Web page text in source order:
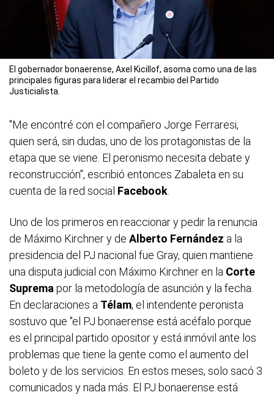
El gobernador bonaerense, Axel Kicillof, asoma como una de las
principales figuras para liderar el recambio del Partido
Justicialista.
"Me encontré con el compañero Jorge Ferraresi,
quien será, sin dudas, uno de los protagonistas de la
etapa que se viene. El peronismo necesita debate y
reconstrucción", escribió entonces Zabaleta en su
cuenta de la red social Facebook.
Uno de los primeros en reaccionar y pedir la renuncia
de Máximo Kirchner y de Alberto Fernández a la
presidencia del PJ nacional fue Gray, quien mantiene
una disputa judicial con Máximo Kirchner en la Corte
Supremapor la metodología de asunción y la fecha.
En declaraciones a Télam, el intendente peronista
sostuvo que "el PJ bonaerense está acéfalo porque
es el principal partido opositor y está inmóvil ante los
problemas que tiene la gente como el aumento del
boleto y de los servicios. En estos meses, solo sacó 3
comunicados y nada más. El PJ bonaerense está